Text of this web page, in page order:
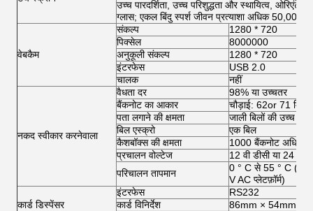
उच्च पारदर्शिता, उच्च परिशुद्धता और स्थायित्व,
ग्लास; एकल बिंदु स्पर्श जीवन प्रत्याशा अधिक
वेबकैम
संकल्प
1280 * 720
पिक्सेल
8000000
अनुकूली संकल्प
1280 * 720
इंटरफेस
USB 2.0
चालक
नहीं
नकद स्वीकार करनेवाला
वैधता दर
98% या उच्चतर
बैंकनोट का आकार
चौड़ाई: 62or 71
पता लगाने की क्षमता
जाली बिलों की उच्च
बिल एस्क्रो
एक बिल
कैशबॉक्स की क्षमता
1000 बैंकनोट
प्रचालन वोल्टेज
12 वी डीसी या 24 वी
परिचालन तापमान
0 ° C से 55 ° C (12
V AC प्लेटफ़ॉर्म)
कार्ड डिस्पेंसर
इंटरफेस
RS232
कार्ड विनिर्देश
86mm × 54mm ×